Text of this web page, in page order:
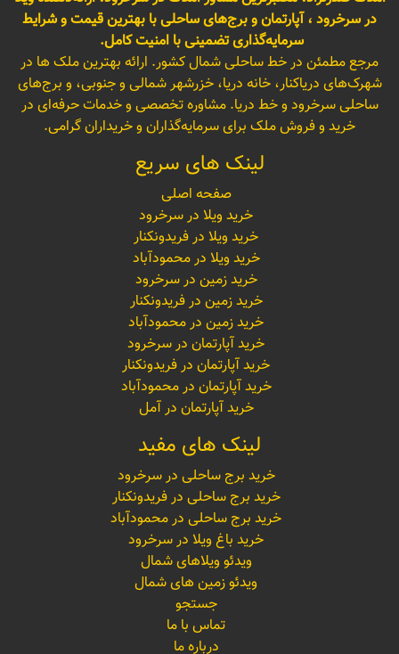
در سرخرود ، آپارتمان و برج‌های ساحلی با بهترین قیمت و شرایط
سرمایه‌گذاری تضمینی با امنیت کامل.
مرجع مطمئن در خط ساحلی شمال کشور. ارائه بهترین ملک ها در
شهرک‌های دریاکنار، خانه دریا، خزرشهر شمالی و جنوبی، و برج‌های
ساحلی سرخرود و خط دریا. مشاوره تخصصی و خدمات حرفه‌ای در
خرید و فروش ملک برای سرمایه‌گذاران و خریداران گرامی.
لینک های سریع
صفحه اصلی
خرید ویلا در سرخرود
خرید ویلا در فریدونکنار
خرید ویلا در محمودآباد
خرید زمین در سرخرود
خرید زمین در فریدونکنار
خرید زمین در محمودآباد
خرید آپارتمان در سرخرود
خرید آپارتمان در فریدونکنار
خرید آپارتمان در محمودآباد
خرید آپارتمان در آمل
لینک های مفید
خرید برج ساحلی در سرخرود
خرید برج ساحلی در فریدونکنار
خرید برج ساحلی در محمودآباد
خرید باغ ویلا در سرخرود
ویدئو ویلاهای شمال
ویدئو زمین های شمال
جستجو
تماس با ما
درباره ما